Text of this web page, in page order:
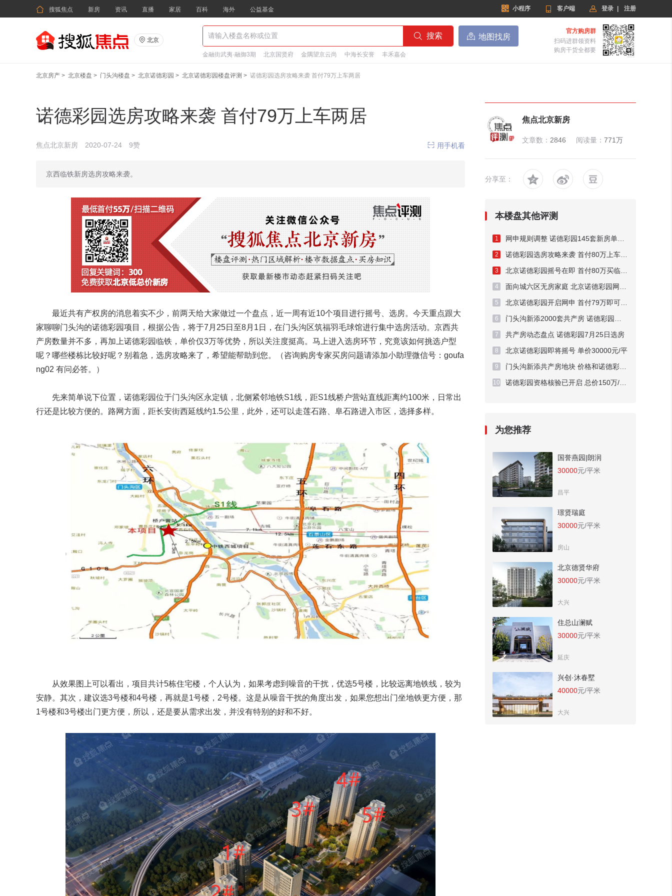
 搜狐焦点 新房 资讯 直播 家居 百科 海外 公益基金  小程序  客户端  登录 注册
 北京  搜索  地图找房
金融街武夷·融御3期 北京国贤府 金隅望京云尚 中海长安誉 丰禾嘉会
官方购房群
扫码进群领资料
购房干货全都要
北京房产 > 北京楼盘 > 门头沟楼盘 > 北京诺德彩园 > 北京诺德彩园楼盘评测 > 诺德彩园选房攻略来袭 首付79万上车两居
诺德彩园选房攻略来袭 首付79万上车两居
焦点北京新房 2020-07-24 9赞  用手机看
京西临铁新房选房攻略来袭。
最近共有产权房的消息着实不少，前两天给大家做过一个盘点，近一周有近10个项目进行摇号、选房。今天重点跟大
家聊聊门头沟的诺德彩园项目，根据公告，将于7月25日至8月1日，在门头沟区筑福羽毛球馆进行集中选房活动。京西共
产房数量并不多，再加上诺德彩园临铁，单价仅3万等优势，所以关注度挺高。马上进入选房环节，究竟该如何挑选户型
呢？哪些楼栋比较好呢？别着急，选房攻略来了，希望能帮助到您。（咨询购房专家买房问题请添加小助理微信号：goufa
ng02 有问必答。）
先来简单说下位置，诺德彩园位于门头沟区永定镇，北侧紧邻地铁S1线，距S1线桥户营站直线距离约100米，日常出
行还是比较方便的。路网方面，距长安街西延线约1.5公里，此外，还可以走莲石路、阜石路进入市区，选择多样。
从效果图上可以看出，项目共计5栋住宅楼，个人认为，如果考虑到噪音的干扰，优选5号楼，比较远离地铁线，较为
安静。其次，建议选3号楼和4号楼，再就是1号楼，2号楼。这是从噪音干扰的角度出发，如果您想出门坐地铁更方便，那
1号楼和3号楼出门更方便，所以，还是要从需求出发，并没有特别的好和不好。
焦点北京新房
文章数： 2846 阅读量： 771万
分享至：  
本楼盘其他评测
1
2
3
4
5
6
7 共产房动态盘点 诺德彩园7月25日选房
8 北京诺德彩园即将摇号 单价30000元/平
9
10
为您推荐
国誉燕园|朗润
30000元/平米
昌平
璟贤瑞庭
30000元/平米
房山
北京德贤华府
30000元/平米
大兴
住总山澜赋
30000元/平米
延庆
兴创·沐春墅
40000元/平米
大兴